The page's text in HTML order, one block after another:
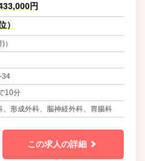
円
）
34
10分
、形成外科、脳神経外科、胃腸科
この求人の詳細